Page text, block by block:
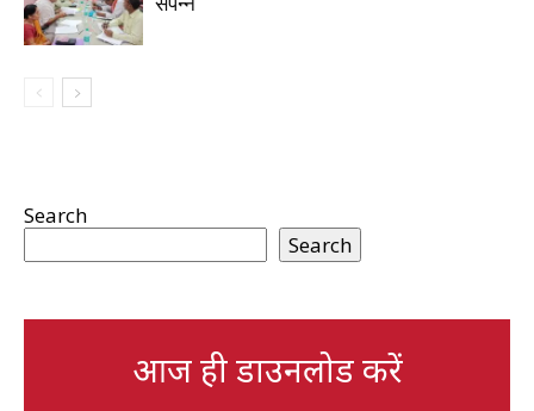
Search
Search
आज ही डाउनलोड करें